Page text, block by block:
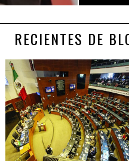
RECIENTES DE